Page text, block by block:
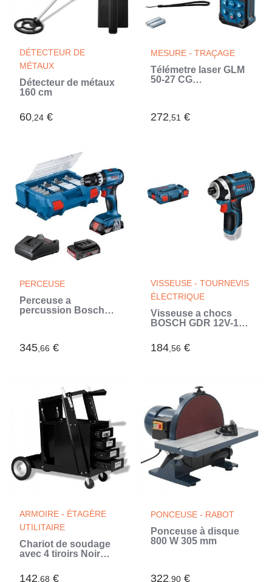
DÉTECTEUR DE
MÉTAUX
Détecteur de métaux
160 cm
60,24 €
MESURE - TRAÇAGE
Télémetre laser GLM
50-27 CG
272,51 €
PERCEUSE
Perceuse a
percussion Bosch
GAL 18V-20 -
345,66 €
VISSEUSE - TOURNEVIS
ÉLECTRIQUE
Visseuse a chocs
BOSCH GDR 12V-105
batterie - Compacte et
puissante
184,56 €
ARMOIRE - ÉTAGÈRE
UTILITAIRE
Chariot de soudage
avec 4 tiroirs Noir
142,68 €
PONCEUSE - RABOT
Ponceuse à disque
800 W 305 mm
322,90 €